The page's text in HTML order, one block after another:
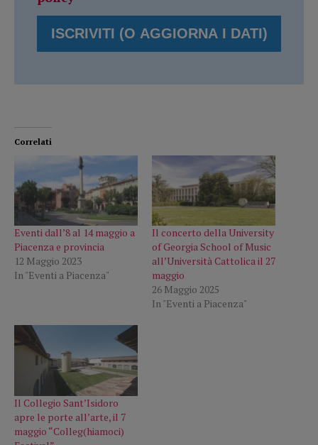
Correlati
Eventi dall’8 al 14 maggio a
Piacenza e provincia
12 Maggio 2023
In "Eventi a Piacenza"
Il concerto della University
of Georgia School of Music
all’Università Cattolica il 27
maggio
26 Maggio 2025
In "Eventi a Piacenza"
Il Collegio Sant’Isidoro
apre le porte all’arte, il 7
maggio “Colleg(hiamoci)